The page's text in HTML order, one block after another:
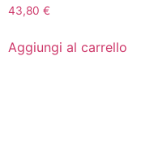
43,80 €
Aggiungi al carrello